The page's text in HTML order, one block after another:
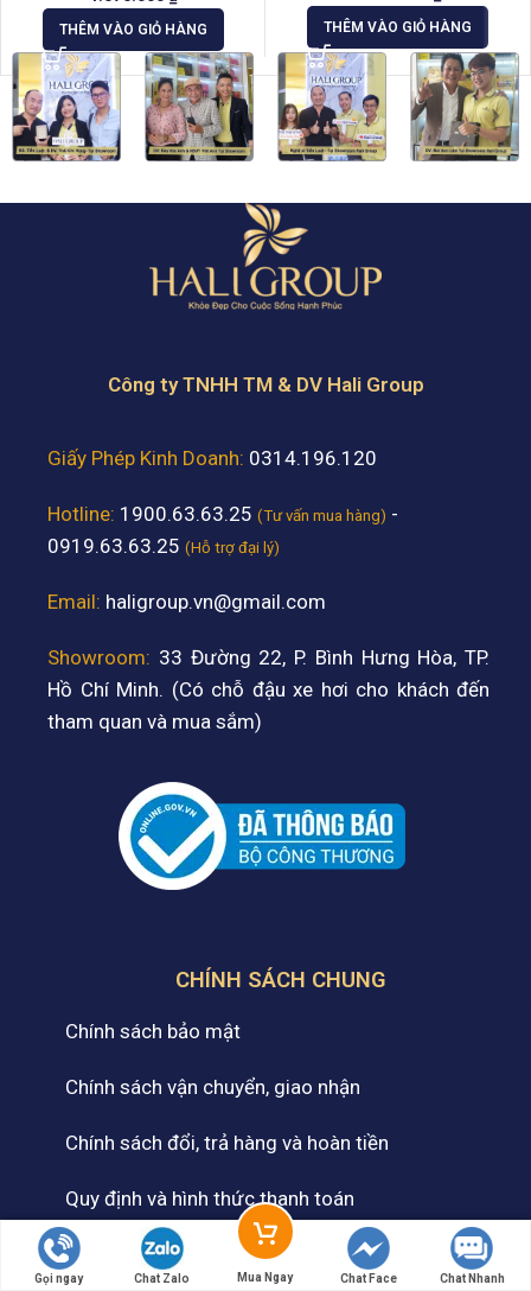
THÊM VÀO GIỎ HÀNG THÊM VÀO GIỎ HÀNG
Công ty TNHH TM & DV Hali Group
Giấy Phép Kinh Doanh: 0314.196.120
Hotline: 1900.63.63.25 (Tư vấn mua hàng) -
0919.63.63.25 (Hỗ trợ đại lý)
Email: haligroup.vn@gmail.com
Showroom: 33 Đường 22, P. Bình Hưng Hòa, TP.
Hồ Chí Minh. (Có chỗ đậu xe hơi cho khách đến
tham quan và mua sắm)
CHÍNH SÁCH CHUNG
Chính sách bảo mật
Chính sách vận chuyển, giao nhận
Chính sách đổi, trả hàng và hoàn tiền
Quy định và hình thức thanh toán
Cam kết chất lượng dịch vụ
Gọi ngay Chat Zalo Mua Ngay Chat Face Chat Nhanh